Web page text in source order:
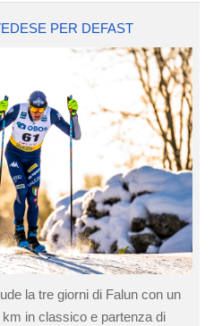
PER DEFAST
la tre giorni di Falun con un
in classico e partenza di